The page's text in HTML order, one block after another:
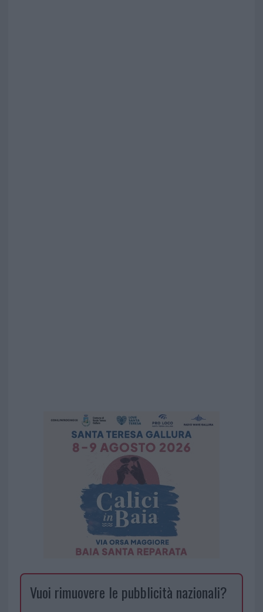
Vuoi rimuovere le pubblicità nazionali?